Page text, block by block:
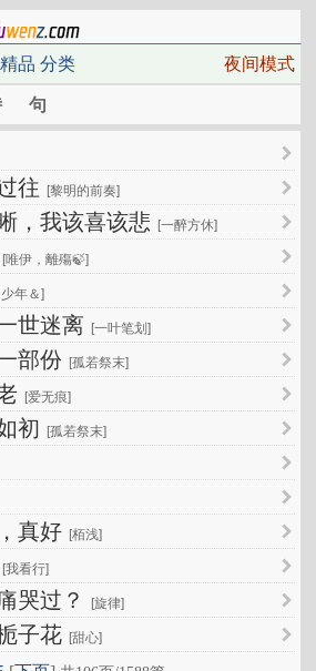
精品 分类 夜间模式
句
往 [黎明的前奏]
，我该喜该悲 [一醉方休]
[唯伊，離殤🍃]
年＆]
世迷离 [一叶笔划]
部份 [孤若祭末]
[爱无痕]
初 [孤若祭末]
真好 [栢浅]
[我看行]
哭过？ [旋律]
子花 [甜心]